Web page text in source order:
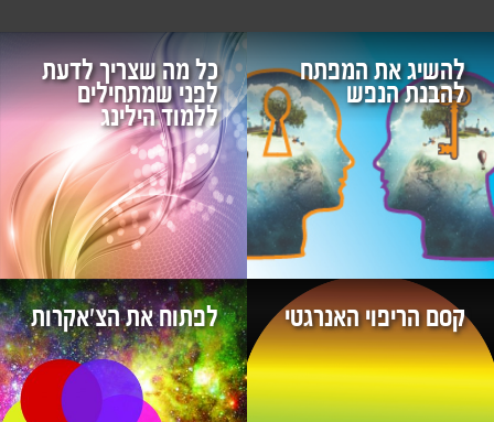
להשיג את המפתח
להבנת הנפש
כל מה שצריך לדעת
לפני שמתחילים
ללמוד הילינג
קסם הריפוי האנרגטי לפתוח את הצ'אקרות